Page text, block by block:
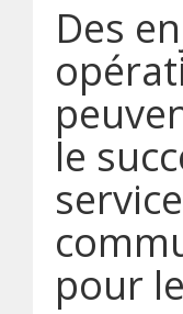
Des
le
pour